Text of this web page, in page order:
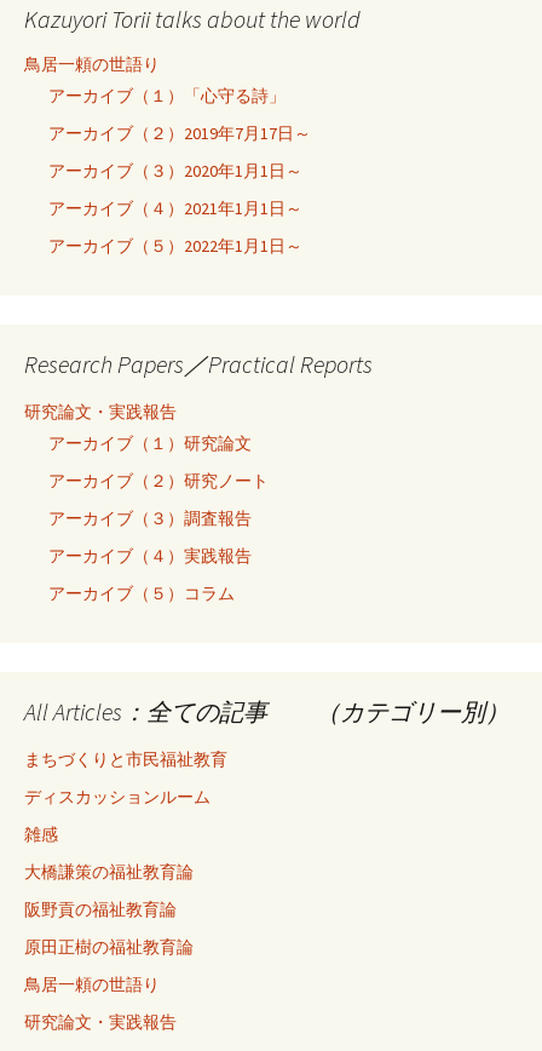
Kazuyori Torii talks about the world
鳥居一頼の世語り
アーカイブ（１）「心守る詩」
アーカイブ（２）2019年7月17日～
アーカイブ（３）2020年1月1日～
アーカイブ（４）2021年1月1日～
アーカイブ（５）2022年1月1日～
Research Papers／Practical Reports
研究論文・実践報告
アーカイブ（１）研究論文
アーカイブ（２）研究ノート
アーカイブ（３）調査報告
アーカイブ（４）実践報告
アーカイブ（５）コラム
All Articles：全ての記事 （カテゴリー別）
まちづくりと市民福祉教育
ディスカッションルーム
雑感
大橋謙策の福祉教育論
阪野貢の福祉教育論
原田正樹の福祉教育論
鳥居一頼の世語り
研究論文・実践報告